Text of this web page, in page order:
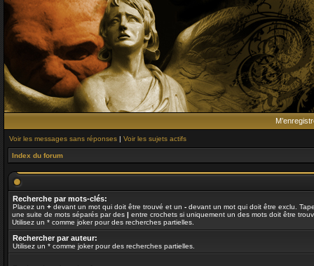
Voir les messages sans réponses | Voir les sujets actifs
Index du forum
Recherche par mots-clés:
Placez un + devant un mot qui doit être trouvé et un - devant un mot qui doit être exclu.
une suite de mots séparés par des | entre crochets si uniquement un des mots doit être
Utilisez un * comme joker pour des recherches partielles.
Rechercher par auteur:
Utilisez un * comme joker pour des recherches partielles.